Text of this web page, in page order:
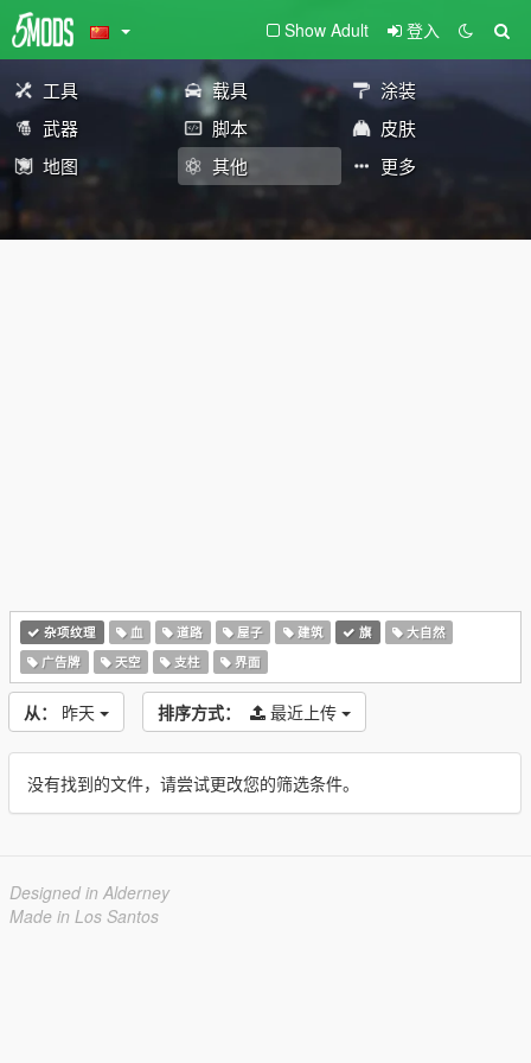
Show Adult 登入
工具 载具
涂装
武器
脚本
皮肤
地图
其他 更多
杂项纹理 血 道路 屋子 建筑 旗
大自然
广告牌
天空 支柱 界面
从： 昨天 排序方式： 最近上传
没有找到的文件，请尝试更改您的筛选条件。
Designed in Alderney
Made in Los Santos